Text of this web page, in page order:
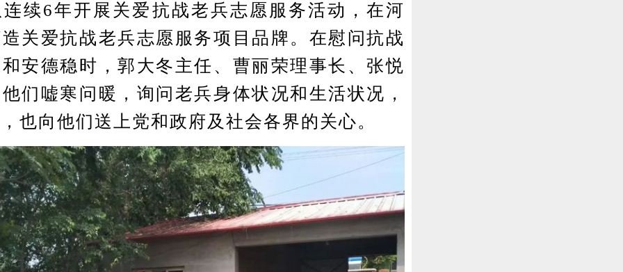
续6年开展关爱抗战老兵志愿服务活动，在河
关爱抗战老兵志愿服务项目品牌。在慰问抗战
安德稳时，郭大冬主任、曹丽荣理事长、张悦
们嘘寒问暖，询问老兵身体状况和生活状况，
也向他们送上党和政府及社会各界的关心。